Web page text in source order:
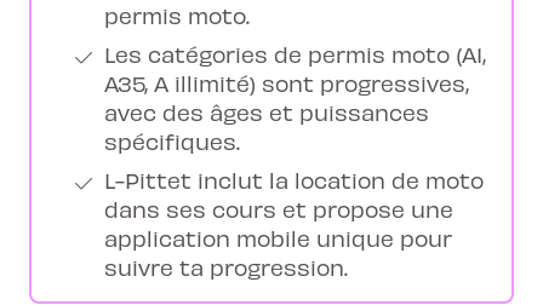
permis moto.
Les catégories de permis moto (A1,
A35, A illimité) sont progressives,
avec des âges et puissances
spécifiques.
L-Pittet inclut la location de moto
dans ses cours et propose une
application mobile unique pour
suivre ta progression.